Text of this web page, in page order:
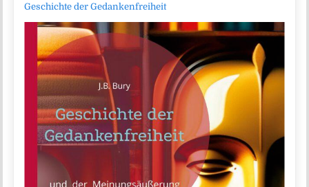
Geschichte der Gedankenfreiheit